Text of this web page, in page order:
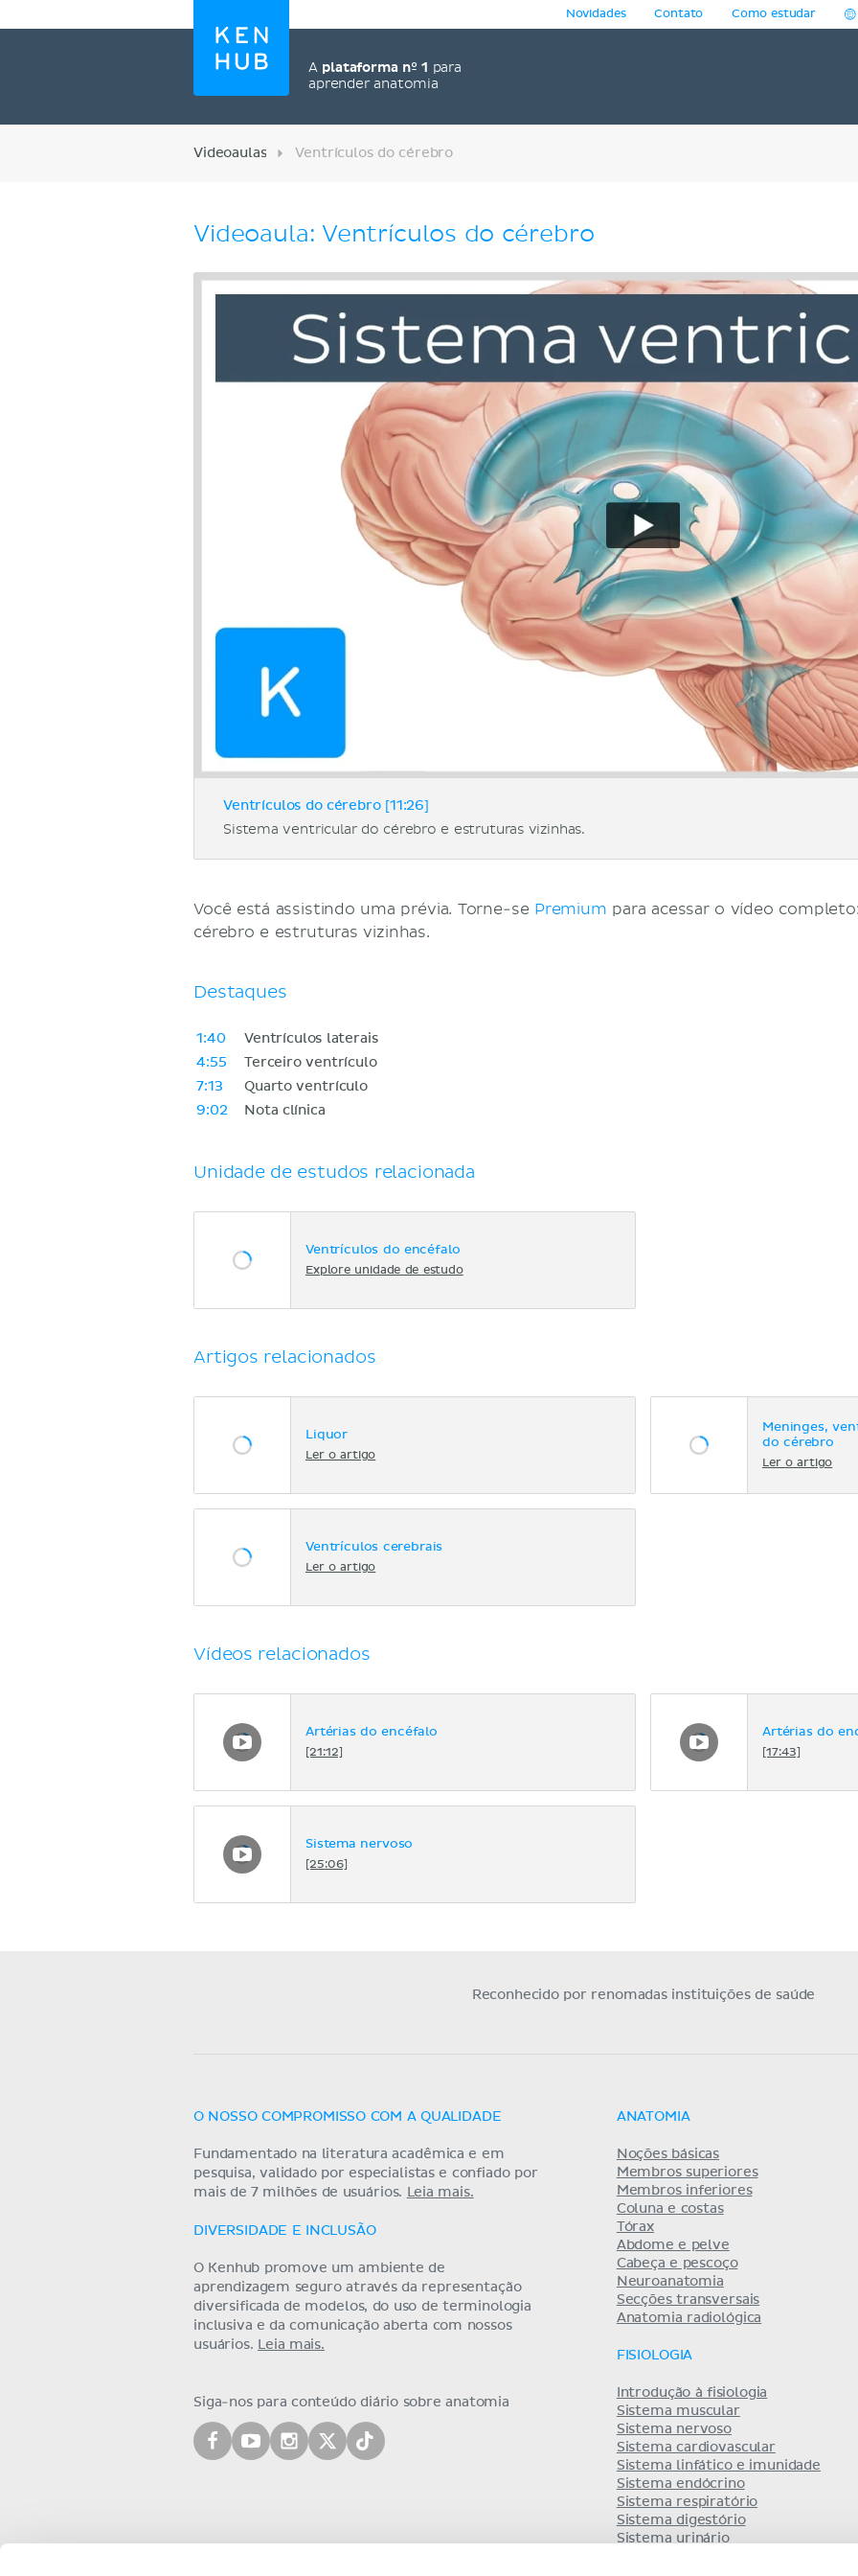
A plataforma nº 1 para
aprender anatomia
Novidades Contato Como estudar
Videoaulas Ventrículos do cérebro
Videoaula: Ventrículos do cérebro
Ventrículos do cérebro [11:26]
Sistema ventricular do cérebro e estruturas vizinhas.
Você está assistindo uma prévia. Torne-se Premium para acessar o vídeo
cérebro e estruturas vizinhas.
Destaques
1:40
Ventrículos laterais
4:55
Terceiro ventrículo
7:13
Quarto ventrículo
9:02
Nota clínica
Unidade de estudos relacionada
Ventrículos do encéfalo
Explore unidade de estudo
Artigos relacionados
Liquor
Ler o artigo
Meninges,
do cérebro
Ler o artigo
Ventrículos cerebrais
Ler o artigo
Vídeos relacionados
Artérias do encéfalo
[21:12]
Artérias do
[17:43]
Sistema nervoso
[25:06]
Reconhecido por renomadas instituições de saúde
O NOSSO COMPROMISSO COM A QUALIDADE
Fundamentado na literatura acadêmica e em
pesquisa, validado por especialistas e confiado por
mais de 7 milhões de usuários.
Leia mais.
DIVERSIDADE E INCLUSÃO
O Kenhub promove um ambiente de
aprendizagem seguro através da representação
diversificada de modelos, do uso de terminologia
inclusiva e da comunicação aberta com nossos
usuários.
Leia mais.
Siga-nos para conteúdo diário sobre anatomia
ANATOMIA
Noções básicas
Membros superiores
Membros inferiores
Coluna e costas
Tórax
Abdome e pelve
Cabeça e pescoço
Neuroanatomia
Secções transversais
Anatomia radiológica
FISIOLOGIA
Introdução à fisiologia
Sistema muscular
Sistema nervoso
Sistema cardiovascular
Sistema linfático e imunidade
Sistema endócrino
Sistema respiratório
Sistema digestório
Sistema urinário